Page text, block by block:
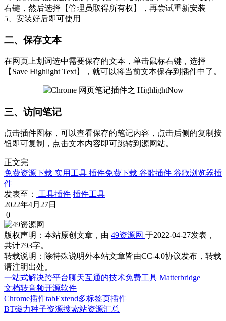
右键，然后选择【管理员取得所有权】，再尝试重新安装
5、安装好后即可使用
二、保存文本
在网页上划词选中需要保存的文本，单击鼠标右键，选择
【Save Highlight Text】，就可以将当前文本保存到插件中了。
三、访问笔记
点击插件图标，可以查看保存的笔记内容，点击后侧的复制按
钮即可复制，点击文本内容即可跳转到源网站。
正文完
免费资源下载 实用工具 插件免费下载 谷歌插件 谷歌浏览器插
件
发表至：
工具插件 插件工具
2022年4月27日
0
版权声明： 本站原创文章，由 49资源网 于2022-04-27发表，
共计793字。
转载说明： 除特殊说明外本站文章皆由CC-4.0协议发布，转载
请注明出处。
一站式解决跨平台聊天互通的技术免费工具 Matterbridge
文档转音频开源软件
Chrome插件tabExtend多标签页插件
BT磁力种子资源搜索站资源汇总